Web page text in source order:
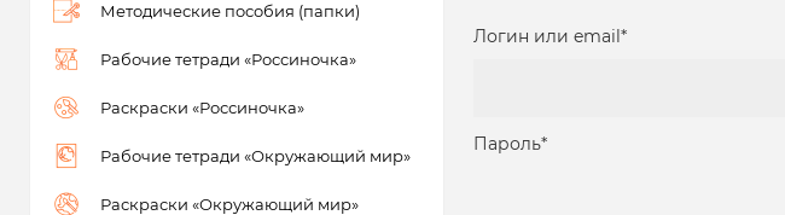
Методические пособия (папки)
Рабочие тетради «Россиночка»
Раскраски «Россиночка»
Рабочие тетради «Окружающий мир»
Раскраски «Окружающий мир»
Логин или email*
Пароль*